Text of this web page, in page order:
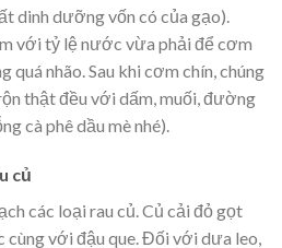
dinh dưỡng vốn có của gạo).
với tỷ lệ nước vừa phải để cơm
quá nhão. Sau khi cơm chín, chúng
thật đều với dấm, muối, đường
cà phê dầu mè nhé).
củ
các loại rau củ. Củ cải đỏ gọt
cùng với đậu que. Đối với dưa leo,